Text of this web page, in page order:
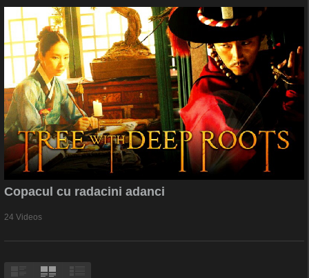
Copacul cu radacini adanci
24 Videos